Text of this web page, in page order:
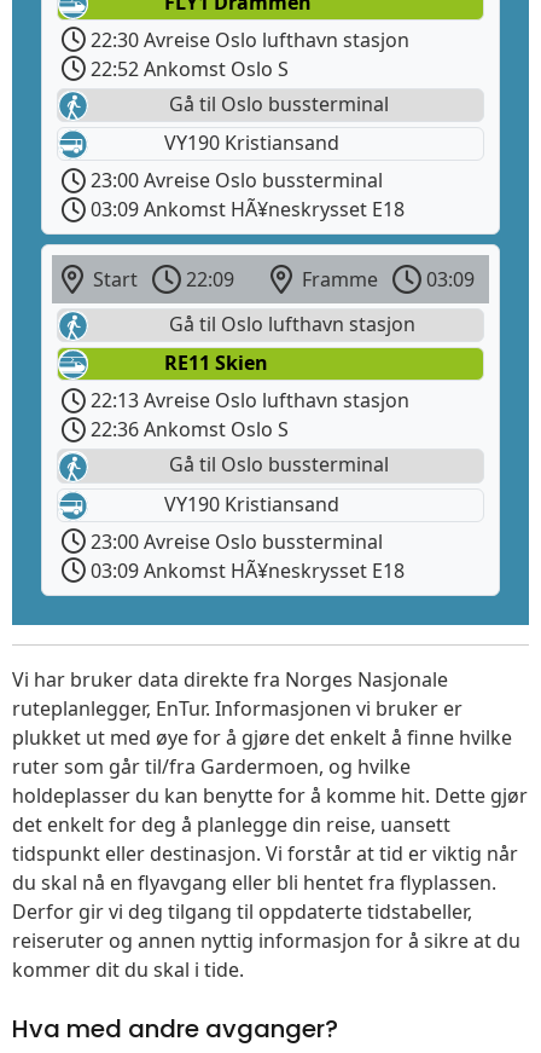
22:30 Avreise Oslo lufthavn stasjon
22:52 Ankomst Oslo S
Gå til Oslo bussterminal
VY190 Kristiansand
23:00 Avreise Oslo bussterminal
03:09 Ankomst HÃ¥neskrysset E18
Start 22:09 Framme
03:09
Gå til Oslo lufthavn stasjon
RE11 Skien
22:13 Avreise Oslo lufthavn stasjon
22:36 Ankomst Oslo S
Gå til Oslo bussterminal
VY190 Kristiansand
23:00 Avreise Oslo bussterminal
03:09 Ankomst HÃ¥neskrysset E18
Vi har bruker data direkte fra Norges Nasjonale
ruteplanlegger, EnTur. Informasjonen vi bruker er
plukket ut med øye for å gjøre det enkelt å finne hvilke
ruter som går til/fra Gardermoen, og hvilke
holdeplasser du kan benytte for å komme hit. Dette gjør
det enkelt for deg å planlegge din reise, uansett
tidspunkt eller destinasjon. Vi forstår at tid er viktig når
du skal nå en flyavgang eller bli hentet fra flyplassen.
Derfor gir vi deg tilgang til oppdaterte tidstabeller,
reiseruter og annen nyttig informasjon for å sikre at du
kommer dit du skal i tide.
Hva med andre avganger?